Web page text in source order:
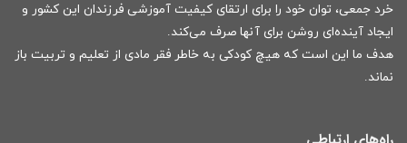
خرد جمعی، توان خود را برای ارتقای کیفیت آموزشی فرزندان این کشور و
ایجاد آینده‌ای روشن برای آنها صرف می‌کند.
هدف ما این است که هیچ کودکی به خاطر فقر مادی از تعلیم و تربیت باز
نماند.